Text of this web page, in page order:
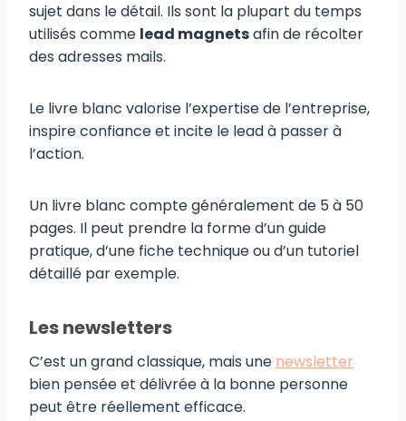
sujet dans le détail. Ils sont la plupart du temps
utilisés comme lead magnetsafin de récolter
des adresses mails.
Le livre blanc valorise l’expertise de l’entreprise,
inspire confiance et incite le lead à passer à
l’action.
Un livre blanc compte généralement de 5 à 50
pages. Il peut prendre la forme d’un guide
pratique, d’une fiche technique ou d’un tutoriel
détaillé par exemple.
Les newsletters
C’est un grand classique, mais une newsletter
bien pensée et délivrée à la bonne personne
peut être réellement efficace.